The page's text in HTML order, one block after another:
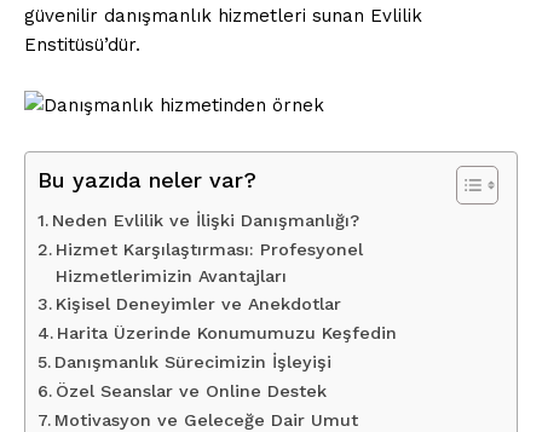
güvenilir danışmanlık hizmetleri sunan Evlilik
Enstitüsü’dür.
Bu yazıda neler var?
Neden Evlilik ve İlişki Danışmanlığı?
Hizmet Karşılaştırması: Profesyonel
Hizmetlerimizin Avantajları
Kişisel Deneyimler ve Anekdotlar
Harita Üzerinde Konumumuzu Keşfedin
Danışmanlık Sürecimizin İşleyişi
Özel Seanslar ve Online Destek
Motivasyon ve Geleceğe Dair Umut